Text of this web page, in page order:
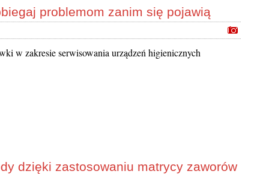
problemom zanim się pojawią
w zakresie serwisowania urządzeń higienicznych
dzięki zastosowaniu matrycy zaworów